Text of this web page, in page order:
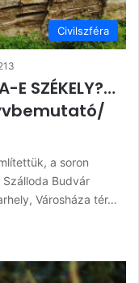
Civilszféra
SZÉKELY?…
a soron
Budvár
Városháza tér…